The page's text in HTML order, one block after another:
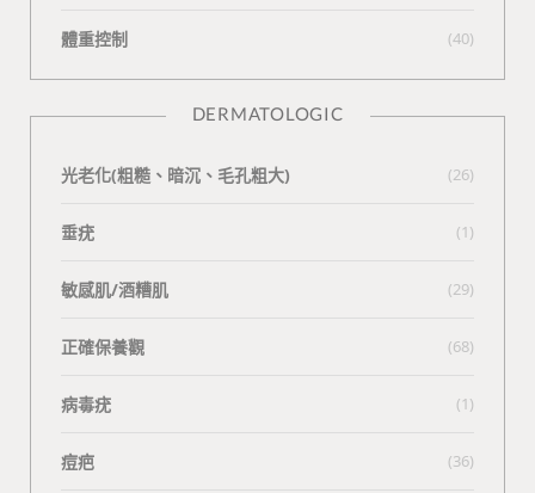
體重控制 (40)
DERMATOLOGIC
光老化(粗糙、暗沉、毛孔粗大) (26)
垂疣 (1)
敏感肌/酒糟肌 (29)
正確保養觀 (68)
病毒疣 (1)
痘疤 (36)